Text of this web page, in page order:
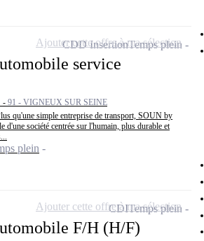
service
- 91 - VIGNEUX SUR SEINE
qu'une simple entreprise de transport, SOUN by
d'une société centrée sur l'humain, plus durable et
plein
CDD InsertionTemps plein
Ajouter cette offre à ma sélection
F/H (H/F)
CDITemps plein
Ajouter cette offre à ma sélection